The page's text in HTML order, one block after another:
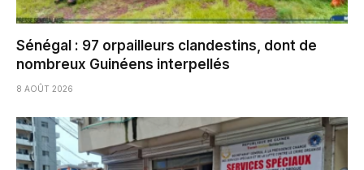
Sénégal : 97 orpailleurs clandestins, dont de
nombreux Guinéens interpellés
8 AOÛT 2026